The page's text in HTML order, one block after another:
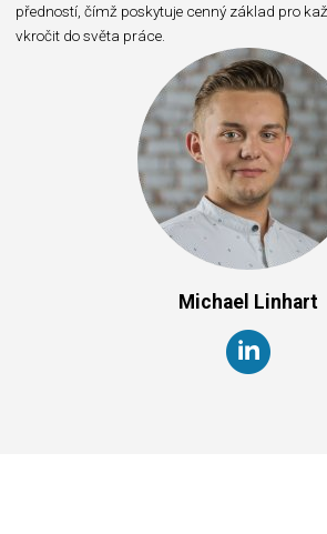
předností, čímž poskytuje cenný základ pro
vkročit do světa práce.
Michael Linhart